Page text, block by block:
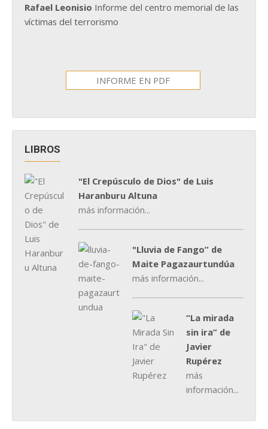
Rafael Leonisio Informe del centro memorial de las
víctimas del terrorismo
INFORME EN PDF
LIBROS
"El Crepúsculo de Dios" de Luis
Haranburu Altuna
más información...
"Lluvia de Fango” de
Maite Pagazaurtundúa
más información...
“La mirada
sin ira” de
Javier
Rupérez
más
información...